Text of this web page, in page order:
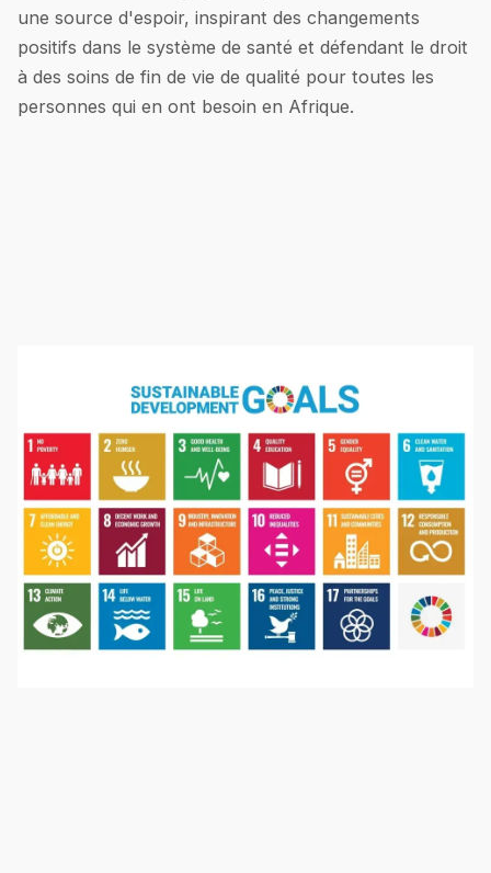
une source d'espoir, inspirant des changements
positifs dans le système de santé et défendant le droit
à des soins de fin de vie de qualité pour toutes les
personnes qui en ont besoin en Afrique.